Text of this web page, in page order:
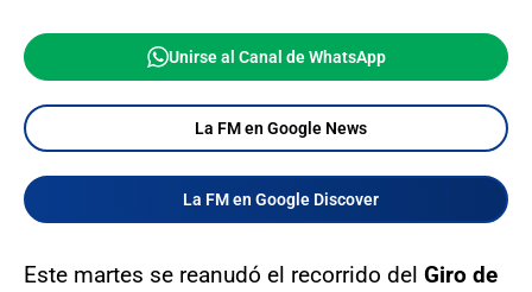
Unirse al Canal de WhatsApp
La FM en Google News
La FM en Google Discover
Este martes se reanudó el recorrido del Giro de